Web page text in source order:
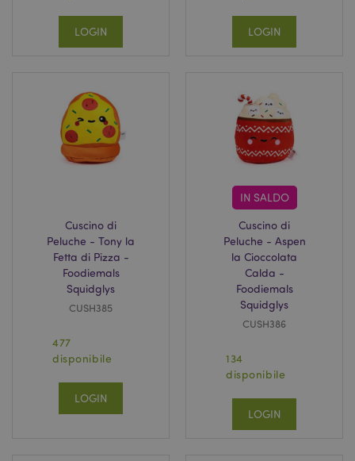
LOGIN LOGIN
Cuscino di
Peluche - Tony la
Fetta di Pizza -
Foodiemals
Squidglys
CUSH385
477
disponibile
LOGIN
IN SALDO
Cuscino di
Peluche - Aspen
la Cioccolata
Calda -
Foodiemals
Squidglys
CUSH386
134
disponibile
LOGIN
form_key
Adobe Inc.
.www.puckator.it
_hjIncludedInSessionSample
Hotjar Ltd
www.puckator.it
searchReport-log
Adobe Inc.
www.puckator.it
Adobe Inc.